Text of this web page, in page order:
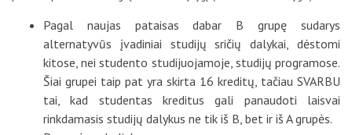
Pagal naujas pataisas dabar B grupę sudarys
alternatyvūs įvadiniai studijų sričių dalykai, dėstomi
kitose, nei studento studijuojamoje, studijų programose.
Šiai grupei taip pat yra skirta 16 kreditų, tačiau SVARBU
tai, kad studentas kreditus gali panaudoti laisvai
rinkdamasis studijų dalykus ne tik iš B, bet ir iš A grupės.